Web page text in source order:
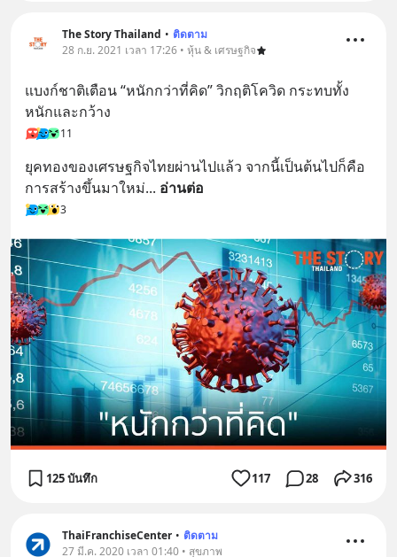
The Story Thailand • ติดตาม
28 ก.ย. 2021 เวลา 17:26 • หุ้น & เศรษฐกิจ
แบงก์ชาติเตือน “หนักกว่าที่คิด” วิกฤติโควิด กระทบทั้ง
หนักและกว้าง
11
ยุคทองของเศรษฐกิจไทยผ่านไปแล้ว จากนี้เป็นต้นไปก็คือ
การสร้างขึ้นมาใหม่... อ่านต่อ
3
125 บันทึก 117 28 316
ThaiFranchiseCenter • ติดตาม
27 มี.ค. 2020 เวลา 01:40 • สุขภาพ